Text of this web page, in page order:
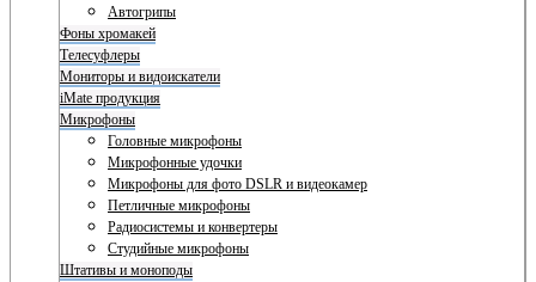
Автогрипы
Фоны хромакей
Телесуфлеры
Мониторы и видоискатели
iMate продукция
Микрофоны
Головные микрофоны
Микрофонные удочки
Микрофоны для фото DSLR и видеокамер
Петличные микрофоны
Радиосистемы и конвертеры
Студийные микрофоны
Штативы и моноподы